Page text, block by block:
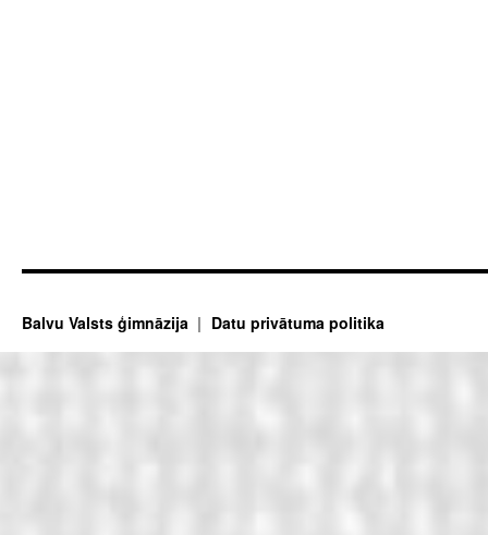
Balvu Valsts ģimnāzija Datu privātuma politika